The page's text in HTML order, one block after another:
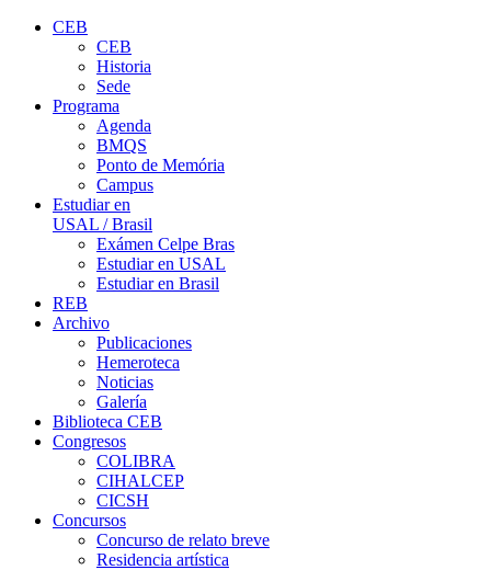
CEB
CEB
Historia
Sede
Programa
Agenda
BMQS
Ponto de Memória
Campus
Estudiar en
USAL / Brasil
Exámen Celpe Bras
Estudiar en USAL
Estudiar en Brasil
REB
Archivo
Publicaciones
Hemeroteca
Noticias
Galería
Biblioteca CEB
Congresos
COLIBRA
CIHALCEP
CICSH
Concursos
Concurso de relato breve
Residencia artística